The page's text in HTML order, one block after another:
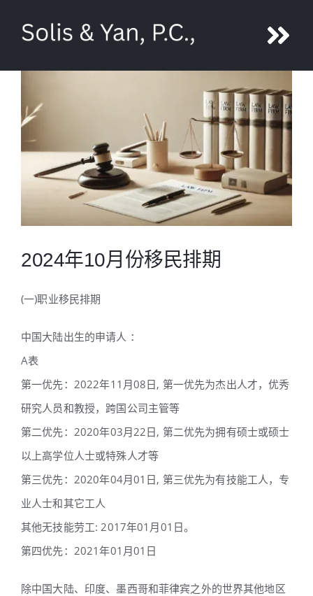
团队
服务
联系
2024年10月份移民排期
(一)职业移民排期
中国大陆出生的申请人 ：
A表
第一优先：2022年11月08日, 第一优先为杰出人才，优秀
研究人员和教授，跨国公司主管等
第二优先：2020年03月22日, 第二优先为拥有硕士或硕士
以上高学位人士或特殊人才等
第三优先：2020年04月01日, 第三优先为有技能工人，专
业人士和其它工人
其他无技能劳工: 2017年01月01日。
第四优先：2021年01月01日
除中国大陆、印度、墨西哥和菲律宾之外的世界其他地区